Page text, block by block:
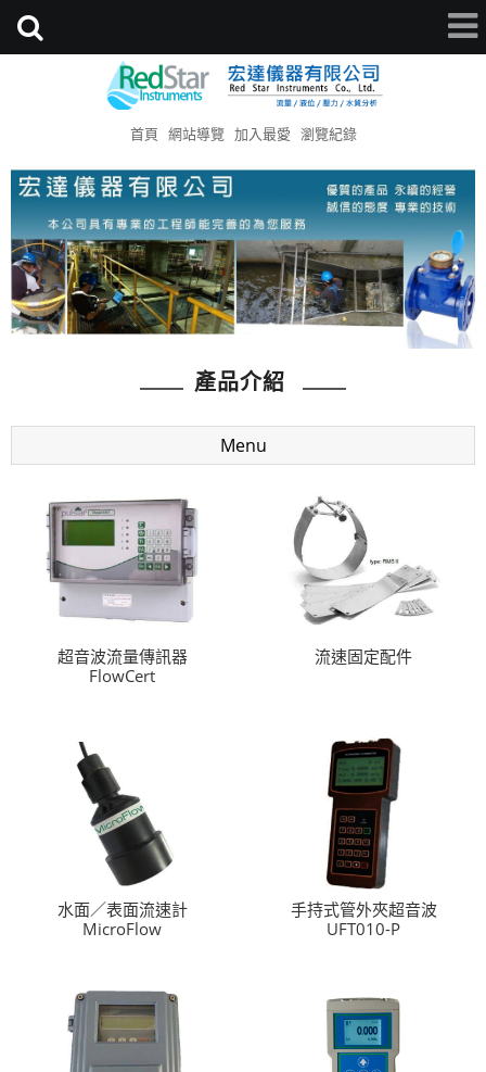
首頁 網站導覽 加入最愛 瀏覽紀錄
產品介紹
Menu
超音波流量傳訊器
FlowCert
流速固定配件
水面／表面流速計
MicroFlow
手持式管外夾超音波
UFT010-P